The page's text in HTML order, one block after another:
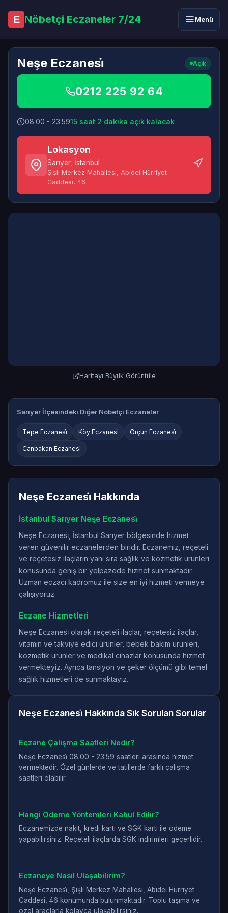
E Nöbetçi Eczaneler 7/24 Menü
Neşe Eczanesi̇ Açık
0212 225 92 64
08:00 - 23:5915 saat 2 dakika açık kalacak
Lokasyon
Sarıyer, İstanbul
Şişli Merkez Mahallesi, Abidei Hürriyet
Caddesi, 46
Haritayı Büyük Görüntüle
Sarıyer İlçesindeki Diğer Nöbetçi Eczaneler
Tepe Eczanesi̇ Köy Eczanesi̇ Orçun Eczanesi̇
Canbakan Eczanesi̇
Neşe Eczanesi̇ Hakkında
İstanbul Sarıyer Neşe Eczanesi̇
Neşe Eczanesi̇, İstanbul Sarıyer bölgesinde hizmet
veren güvenilir eczanelerden biridir. Eczanemiz, reçeteli
ve reçetesiz ilaçların yanı sıra sağlık ve kozmetik ürünleri
konusunda geniş bir yelpazede hizmet sunmaktadır.
Uzman eczacı kadromuz ile size en iyi hizmeti vermeye
çalışıyoruz.
Eczane Hizmetleri
Neşe Eczanesi̇ olarak reçeteli ilaçlar, reçetesiz ilaçlar,
vitamin ve takviye edici ürünler, bebek bakım ürünleri,
kozmetik ürünler ve medikal cihazlar konusunda hizmet
vermekteyiz. Ayrıca tansiyon ve şeker ölçümü gibi temel
sağlık hizmetleri de sunmaktayız.
Neşe Eczanesi̇ Hakkında Sık Sorulan Sorular
Eczane Çalışma Saatleri Nedir?
Neşe Eczanesi̇ 08:00 - 23:59 saatleri arasında hizmet
vermektedir. Özel günlerde ve tatillerde farklı çalışma
saatleri olabilir.
Hangi Ödeme Yöntemleri Kabul Edilir?
Eczanemizde nakit, kredi kartı ve SGK kartı ile ödeme
yapabilirsiniz. Reçeteli ilaçlarda SGK indirimleri geçerlidir.
Eczaneye Nasıl Ulaşabilirim?
Neşe Eczanesi̇, Şişli Merkez Mahallesi, Abidei Hürriyet
Caddesi, 46 konumunda bulunmaktadır. Toplu taşıma ve
özel araçlarla kolayca ulaşabilirsiniz.